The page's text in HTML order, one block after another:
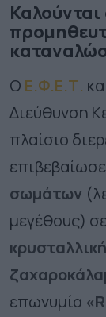
Ο Ε.Φ.Ε.Τ.
Διεύθυνση
πλαίσιο
σωμάτων
μεγέθους)
κρυσταλλική
επωνυμία